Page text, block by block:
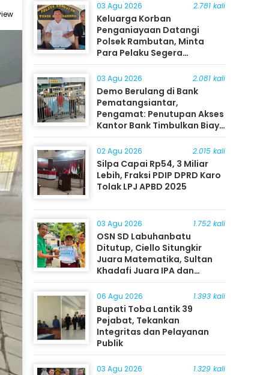
03 Agu 2026 2.781 kali
Keluarga Korban
Penganiayaan Datangi
Polsek Rambutan, Minta
Para Pelaku Segera
Ditangkap
03 Agu 2026 2.081 kali
Demo Berulang di Bank
Pematangsiantar,
Pengamat: Penutupan Akses
Kantor Bank Timbulkan Biaya
Ekonomi bagi Masyarakat
02 Agu 2026 2.015 kali
Silpa Capai Rp54, 3 Miliar
Lebih, Fraksi PDIP DPRD Karo
Tolak LPJ APBD 2025
03 Agu 2026 1.752 kali
OSN SD Labuhanbatu
Ditutup, Ciello Situngkir
Juara Matematika, Sultan
Khadafi Juara IPA dan
Timothy Rangkuti Juara IPS
06 Agu 2026 1.393 kali
Bupati Toba Lantik 39
Pejabat, Tekankan
Integritas dan Pelayanan
Publik
03 Agu 2026 1.329 kali